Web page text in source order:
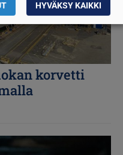
korvetti
HYVÄKSY KAIKKI